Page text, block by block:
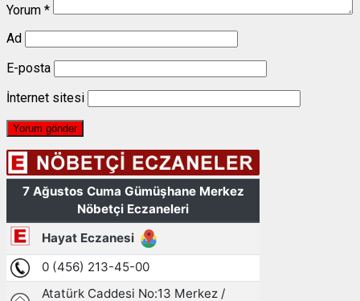
Yorum *
Ad
E-posta
İnternet sitesi